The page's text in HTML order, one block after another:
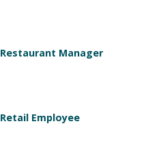
Restaurant Manager
Retail Employee